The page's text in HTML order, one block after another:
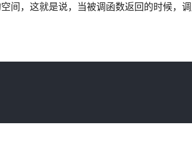
间，这就是说，当被调函数返回的时候，